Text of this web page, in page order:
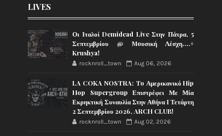
LIVES
Οι Ιταλοί Demidead Live Στην Πάτρα, 5
Σεπτεμβρίου @ Moυσική Λέσχη….+
Krushya!
rocknroll_town Aug 06, 2026
LA COKA NOSTRA: To Αμερικανικό Hip
Hop Supergroup Επιστρέφει Με Μία
Εκρηκτική Συναυλία Στην Αθήνα Ι Τετάρτη
2 Σεπτεμβρίου 2026, ARCH CLUB!
rocknroll_town Aug 02, 2026